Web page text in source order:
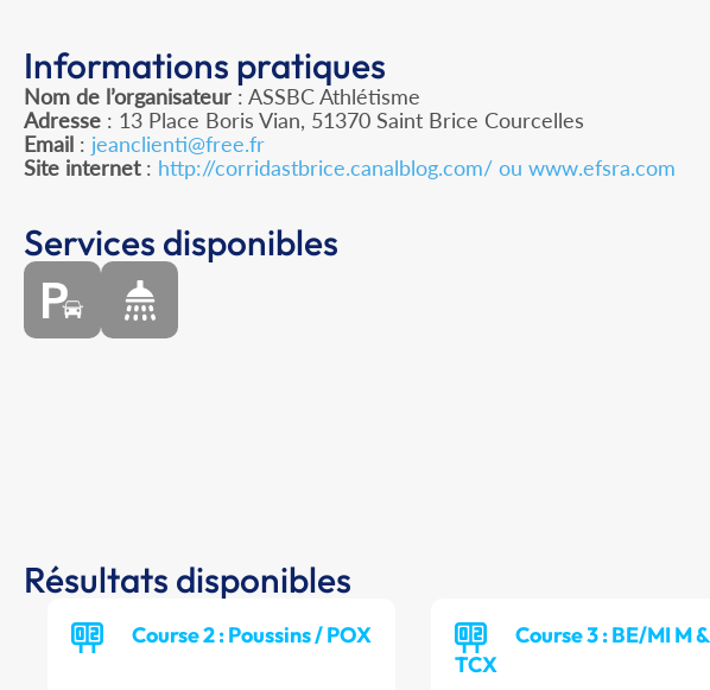
Informations pratiques
Nom de l’organisateur : ASSBC Athlétisme
Adresse : 13 Place Boris Vian, 51370 Saint Brice Courcelles
Email : jeanclienti@free.fr
Site internet: http://corridastbrice.canalblog.com/ ou www.efsra.com
Services disponibles
Résultats disponibles
Course 2 : Poussins / POX
Course 3 : BE/MI M
TCX